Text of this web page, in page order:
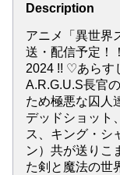
Description
アニメ「異世界
送・配信予定！
2024 !! ♡あらす
A.R.G.U.S長官
ため極悪な囚人
デッドショット
ス、キング・シ
ン）共が送りこ
た剣と魔法の世